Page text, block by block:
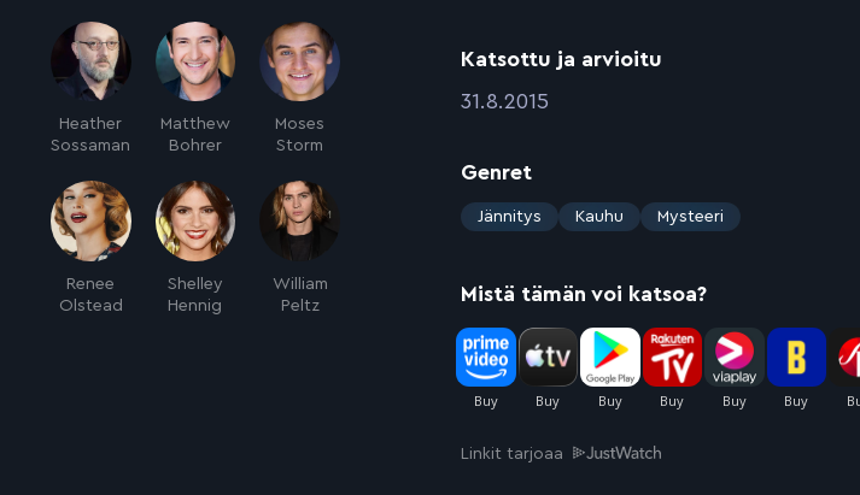
Heather
Sossaman
Matthew
Bohrer
Moses
Storm
Renee
Olstead
Shelley
Hennig
William
Peltz
Katsottu ja arvioitu
:31.8.2015
Genret
:
Jännitys Kauhu Mysteeri
Mistä tämän voi katsoa?
Linkit tarjoaa